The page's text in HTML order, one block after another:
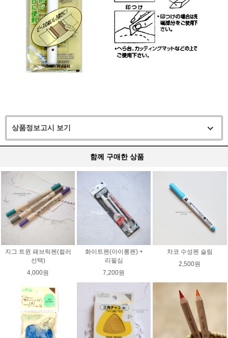
상품정보고시 보기
함께 구매한 상품
지그 트윈 패브릭펜(컬러
선택)
4,000원
화이트펜(아이롱펜) +
리필심
7,200원
차코 수성펜 슬림
2,500원